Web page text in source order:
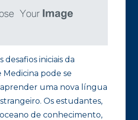
desafios iniciais da
pode se
aprender uma nova língua
Os estudantes,
de conhecimento,